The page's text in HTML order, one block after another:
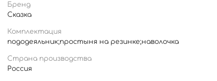
Бренд
Сказка
Комплектация
пододеяльник;простыня на резинке;наволочка
Страна производства
Россия